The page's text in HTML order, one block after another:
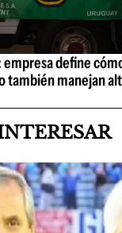
empresa define
también manejan